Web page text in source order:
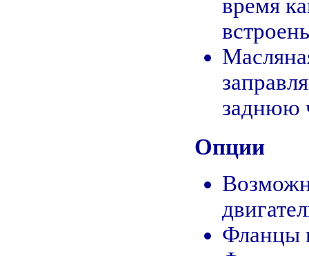
время
заднюю
Опции
Фланцы